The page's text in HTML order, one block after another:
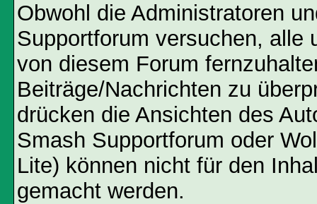
Obwohl die Administratoren
Supportforum versuchen, alle
von diesem Forum
Beiträge/Nachrichten zu
drücken die Ansichten des
Smash Supportforum oder
Lite) können nicht für den
gemacht werden.